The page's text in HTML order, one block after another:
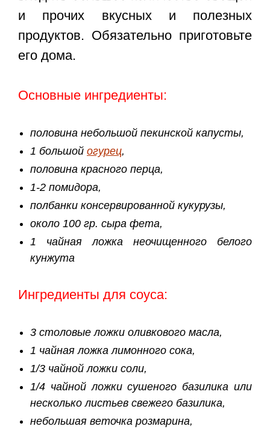
и прочих вкусных и полезных
продуктов. Обязательно приготовьте
его дома.
Основные ингредиенты:
половина небольшой пекинской капусты,
1 большой огурец,
половина красного перца,
1-2 помидора,
полбанки консервированной кукурузы,
около 100 гр. сыра фета,
1 чайная ложка неочищенного белого
кунжута
Ингредиенты для соуса:
3 столовые ложки оливкового масла,
1 чайная ложка лимонного сока,
1/3 чайной ложки соли,
1/4 чайной ложки сушеного базилика или
несколько листьев свежего базилика,
небольшая веточка розмарина,